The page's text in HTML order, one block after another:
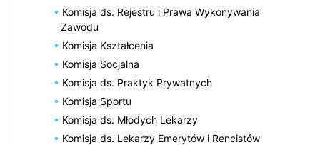
Komisja ds. Rejestru i Prawa Wykonywania
Zawodu
Komisja Kształcenia
Komisja Socjalna
Komisja ds. Praktyk Prywatnych
Komisja Sportu
Komisja ds. Młodych Lekarzy
Komisja ds. Lekarzy Emerytów i Rencistów